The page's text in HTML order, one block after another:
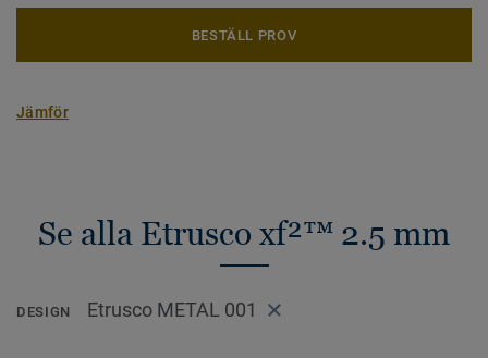
BESTÄLL PROV
Jämför
Se alla Etrusco xf²™ 2.5 mm
DESIGN Etrusco METAL 001